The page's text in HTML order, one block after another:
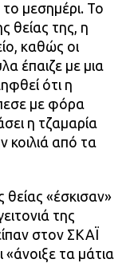
μεσημέρι. Το
θείας της, η
καθώς οι
έπαιζε με μια
ότι η
με φόρα
η τζαμαρία
κοιλιά από τα
«έσκισαν»
της
στον ΣΚΑΪ
«άνοιξε τα μάτια